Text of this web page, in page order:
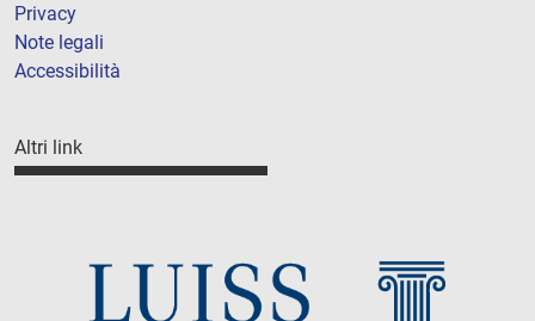
Privacy
Note legali
Accessibilità
Altri link